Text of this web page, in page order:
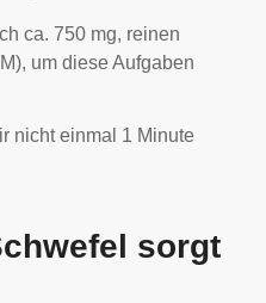
ca. 750 mg, reinen
um diese Aufgaben
nicht einmal 1 Minute
sorgt